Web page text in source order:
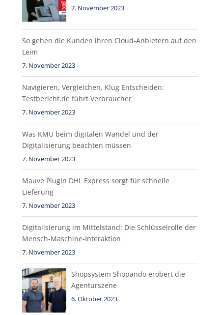
7. November 2023
So gehen die Kunden ihren Cloud-Anbietern auf den
Leim
7. November 2023
Navigieren, Vergleichen, Klug Entscheiden:
Testbericht.de führt Verbraucher
7. November 2023
Was KMU beim digitalen Wandel und der
Digitalisierung beachten müssen
7. November 2023
Mauve PlugIn DHL Express sorgt für schnelle
Lieferung
7. November 2023
Digitalisierung im Mittelstand: Die Schlüsselrolle der
Mensch-Maschine-Interaktion
7. November 2023
Shopsystem Shopando erobert die
Agenturszene
6. Oktober 2023